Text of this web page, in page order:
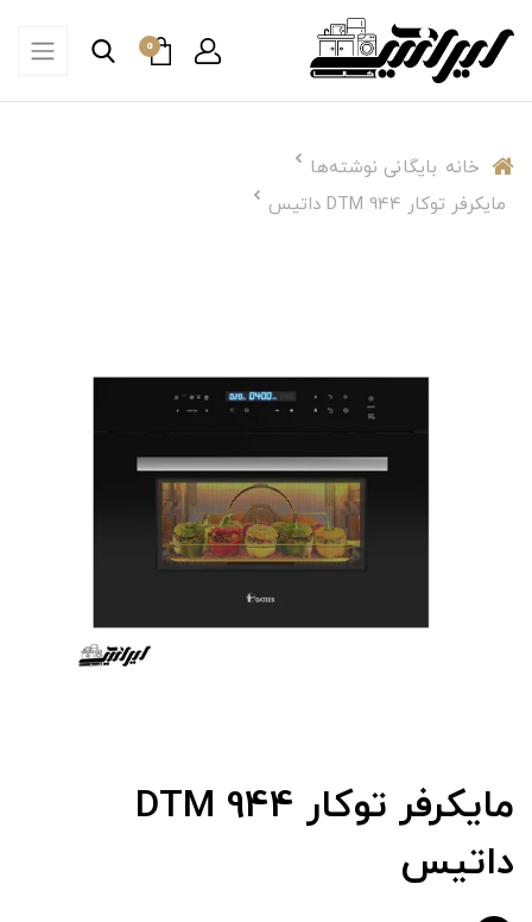
0
خانه بایگانی نوشته‌ها
مایکرفر توکار DTM 944 داتیس
مایکرفر توکار DTM 944
داتیس